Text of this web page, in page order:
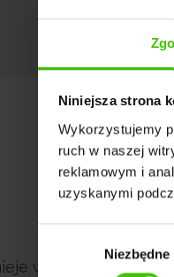
Niniejsza strona
Wykorzystujemy
ruch w naszej
reklamowym i
uzyskanymi
Niezbędne
wiele metod i